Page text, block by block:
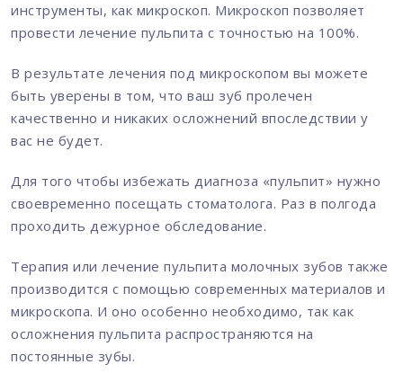
инструменты, как микроскоп. Микроскоп позволяет
провести лечение пульпита с точностью на 100%.
В результате лечения под микроскопом вы можете
быть уверены в том, что ваш зуб пролечен
качественно и никаких осложнений впоследствии у
вас не будет.
Для того чтобы избежать диагноза «пульпит» нужно
своевременно посещать стоматолога. Раз в полгода
проходить дежурное обследование.
Терапия или лечение пульпита молочных зубов также
производится с помощью современных материалов и
микроскопа. И оно особенно необходимо, так как
осложнения пульпита распространяются на
постоянные зубы.